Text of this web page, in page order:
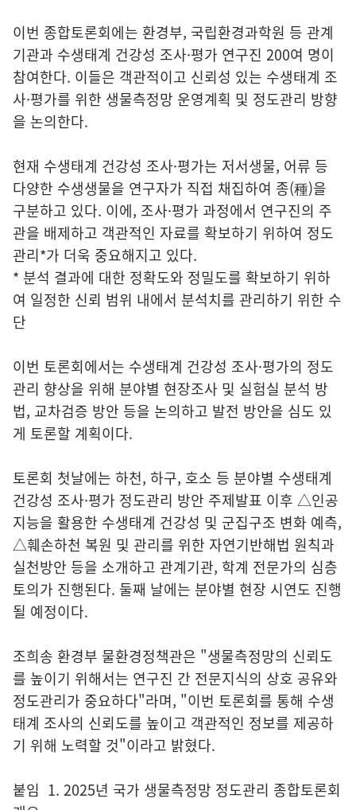
이번 종합토론회에는 환경부, 국립환경과학원 등 관계
기관과 수생태계 건강성 조사·평가 연구진 200여 명이
참여한다. 이들은 객관적이고 신뢰성 있는 수생태계 조
사·평가를 위한 생물측정망 운영계획 및 정도관리 방향
을 논의한다.
현재 수생태계 건강성 조사·평가는 저서생물, 어류 등
다양한 수생생물을 연구자가 직접 채집하여 종(種)을
구분하고 있다. 이에, 조사·평가 과정에서 연구진의 주
관을 배제하고 객관적인 자료를 확보하기 위하여 정도
관리*가 더욱 중요해지고 있다.
* 분석 결과에 대한 정확도와 정밀도를 확보하기 위하
여 일정한 신뢰 범위 내에서 분석치를 관리하기 위한 수
단
이번 토론회에서는 수생태계 건강성 조사·평가의 정도
관리 향상을 위해 분야별 현장조사 및 실험실 분석 방
법, 교차검증 방안 등을 논의하고 발전 방안을 심도 있
게 토론할 계획이다.
토론회 첫날에는 하천, 하구, 호소 등 분야별 수생태계
건강성 조사·평가 정도관리 방안 주제발표 이후 △인공
지능을 활용한 수생태계 건강성 및 군집구조 변화 예측,
△훼손하천 복원 및 관리를 위한 자연기반해법 원칙과
실천방안 등을 소개하고 관계기관, 학계 전문가의 심층
토의가 진행된다. 둘째 날에는 분야별 현장 시연도 진행
될 예정이다.
조희송 환경부 물환경정책관은 "생물측정망의 신뢰도
를 높이기 위해서는 연구진 간 전문지식의 상호 공유와
정도관리가 중요하다"라며, "이번 토론회를 통해 수생
태계 조사의 신뢰도를 높이고 객관적인 정보를 제공하
기 위해 노력할 것"이라고 밝혔다.
붙임 1. 2025년 국가 생물측정망 정도관리 종합토론회